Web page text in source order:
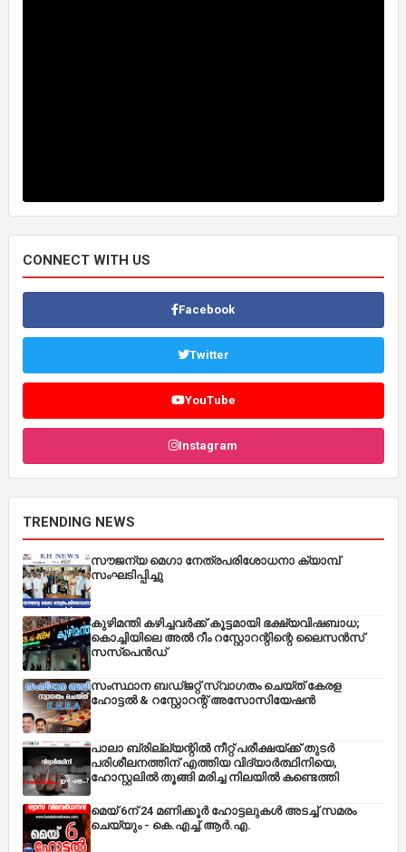
CONNECT WITH US
Facebook
Twitter
YouTube
Instagram
TRENDING NEWS
സൗജന്യ മെഗാ നേത്രപരിശോധനാ ക്യാമ്പ്
സംഘടിപ്പിച്ചു
കുഴിമന്തി കഴിച്ചവർക്ക് കൂട്ടമായി ഭക്ഷ്യവിഷബാധ;
കൊച്ചിയിലെ അൽ റീം റസ്റ്റോറന്റിന്റെ ലൈസൻസ്
സസ്പെൻഡ്
സംസ്ഥാന ബഡ്‌ജറ്റ് സ്വാഗതം ചെയ്ത് കേരള
ഹോട്ടൽ & റസ്റ്റോറന്റ് അസോസിയേഷൻ
പാലാ ബ്രില്ല്യന്റിൽ നീറ്റ് പരീക്ഷയ്ക്ക് തുടർ
പരിശീലനത്തിന് എത്തിയ വിദ്യാർത്ഥിനിയെ,
ഹോസ്റ്റലിൽ തൂങ്ങി മരിച്ച നിലയിൽ കണ്ടെത്തി
മെയ് 6ന് 24 മണിക്കൂർ ഹോട്ടലുകൾ അടച്ച് സമരം
ചെയ്യും - കെ.എച്ച്.ആർ.എ.